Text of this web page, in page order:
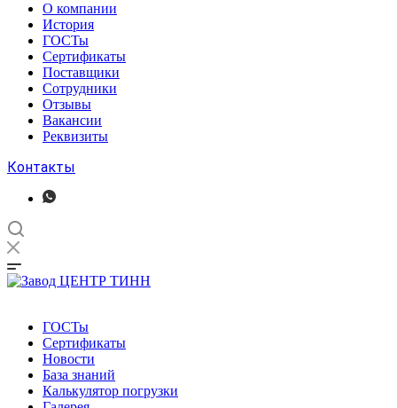
О компании
История
ГОСТы
Сертификаты
Поставщики
Сотрудники
Отзывы
Вакансии
Реквизиты
Контакты
ГОСТы
Сертификаты
Новости
База знаний
Калькулятор погрузки